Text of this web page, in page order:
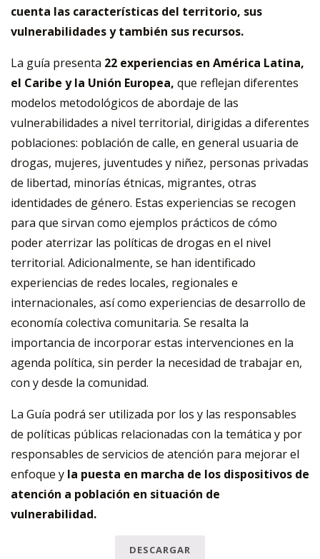
cuenta las características del territorio, sus
vulnerabilidades y también sus recursos.
La guía presenta 22 experiencias en América Latina,
el Caribe y la Unión Europea, que reflejan diferentes
modelos metodológicos de abordaje de las
vulnerabilidades a nivel territorial, dirigidas a diferentes
poblaciones: población de calle, en general usuaria de
drogas, mujeres, juventudes y niñez, personas privadas
de libertad, minorías étnicas, migrantes, otras
identidades de género. Estas experiencias se recogen
para que sirvan como ejemplos prácticos de cómo
poder aterrizar las políticas de drogas en el nivel
territorial. Adicionalmente, se han identificado
experiencias de redes locales, regionales e
internacionales, así como experiencias de desarrollo de
economía colectiva comunitaria. Se resalta la
importancia de incorporar estas intervenciones en la
agenda política, sin perder la necesidad de trabajar en,
con y desde la comunidad.
La Guía podrá ser utilizada por los y las responsables
de políticas públicas relacionadas con la temática y por
responsables de servicios de atención para mejorar el
enfoque y la puesta en marcha de los dispositivos de
atención a población en situación de
vulnerabilidad.
DESCARGAR